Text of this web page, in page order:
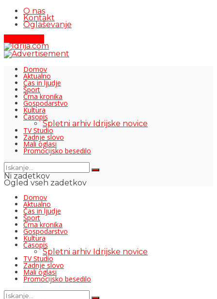
O nas
Kontakt
Oglaševanje
Domov
Aktualno
Čas in ljudje
Šport
Črna kronika
Gospodarstvo
Kultura
Časopis
Spletni arhiv Idrijske novice
TV Studio
Zadnje slovo
Mali oglasi
Promocijsko besedilo
Ni zadetkov
Ogled vseh zadetkov
Domov
Aktualno
Čas in ljudje
Šport
Črna kronika
Gospodarstvo
Kultura
Časopis
Spletni arhiv Idrijske novice
TV Studio
Zadnje slovo
Mali oglasi
Promocijsko besedilo